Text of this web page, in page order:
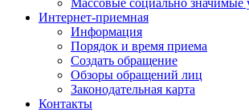
Массовые социально значимые
Интернет-приемная
Информация
Порядок и время приема
Создать обращение
Обзоры обращений лиц
Законодательная карта
Контакты